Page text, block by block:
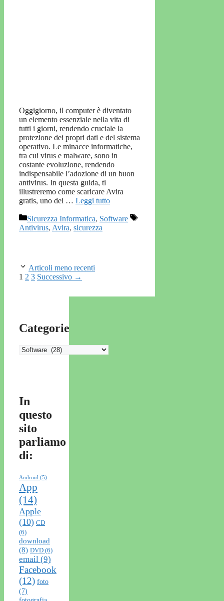
Oggigiorno, il computer è diventato
un elemento essenziale nella vita di
tutti i giorni, rendendo cruciale la
protezione dei propri dati e del sistema
operativo. Le minacce informatiche,
tra cui virus e malware, sono in
costante evoluzione, rendendo
indispensabile l’adozione di un buon
antivirus. In questa guida, ti
illustreremo come scaricare Avira
gratis, uno dei … Leggi tutto
Categorie
Sicurezza Informatica, Software
Tag
Antivirus, Avira, sicurezza
Articoli meno recenti
Pagina
1 Pagina
2 Pagina
3 Successivo →
Categorie
Categorie
In
questo
sito
parliamo
di:
Android (5)
App
(14)
Apple
(10) CD
(6)
download
(8) DVD (6)
email (9)
Facebook
(12) foto
(7)